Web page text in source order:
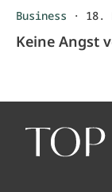
Business · 18.
Keine Angst